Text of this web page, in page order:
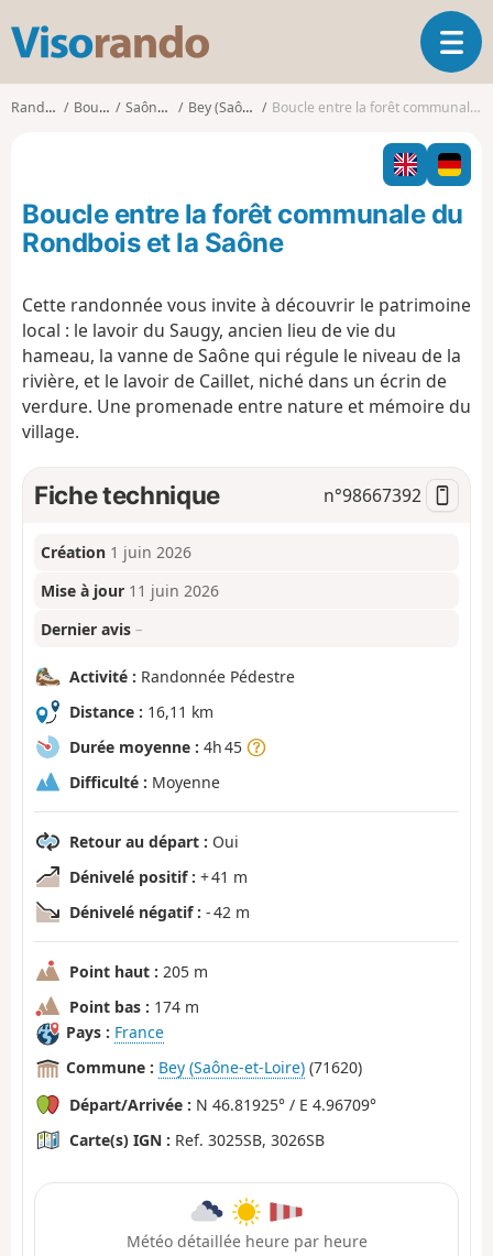
s
o
o
O
u
i
r
l
a
i
a
i
Randonnées Bourgogne Saône-et-Loire Bey (Saône-et-Loire) Boucle entre la forêt communale du Rondbois et la Saône
Boucle entre la forêt communale du
Rondbois et la Saône
Cette randonnée vous invite à découvrir le patrimoine
local : le lavoir du Saugy, ancien lieu de vie du
hameau, la vanne de Saône qui régule le niveau de la
rivière, et le lavoir de Caillet, niché dans un écrin de
verdure. Une promenade entre nature et mémoire du
village.
Fiche technique n°98667392
Création 1 juin 2026
Mise à jour 11 juin 2026
Dernier avis –
Activité : Randonnée Pédestre
Distance : 16,11 km
Durée moyenne : 4h 45
Difficulté : Moyenne
Retour au départ : Oui
Dénivelé positif : + 41 m
Dénivelé négatif : - 42 m
Point haut : 205 m
Point bas : 174 m
Pays : France
Commune : Bey (Saône-et-Loire) (71620)
Départ/Arrivée : N 46.81925° / E 4.96709°
Carte(s) IGN : Ref. 3025SB, 3026SB
Météo détaillée heure par heure